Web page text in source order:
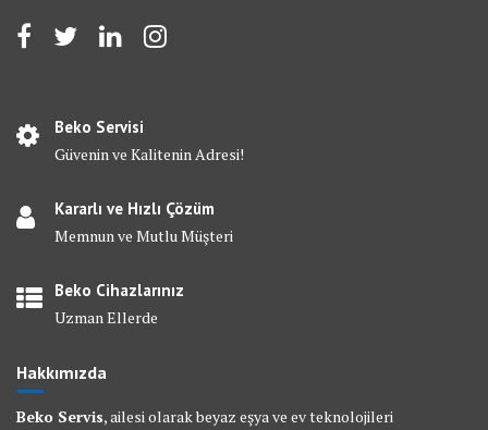
Beko Servisi
Güvenin ve Kalitenin Adresi!
Kararlı ve Hızlı Çözüm
Memnun ve Mutlu Müşteri
Beko Cihazlarınız
Uzman Ellerde
Hakkımızda
Beko Servis, ailesi olarak beyaz eşya ve ev teknolojileri